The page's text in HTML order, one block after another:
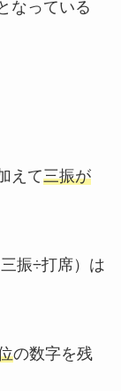
なっている
えて三振が
振÷打席）は
の数字を残